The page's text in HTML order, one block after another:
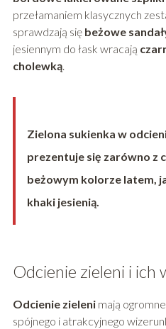
przełamaniem klasycznych
sprawdzają się beżowe
jesiennym do łask wracają
cholewką.
Zielona sukienka w
prezentuje się zarówno z
beżowym kolorze latem,
khaki jesienią.
Odcienie zieleni i ich
Odcienie zielenimają
spójnego i atrakcyjnego